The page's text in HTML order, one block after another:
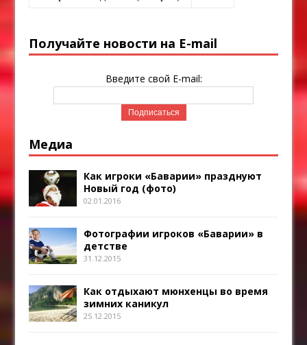
Получайте новости на E-mail
Введите свой E-mail:
Медиа
Как игроки «Баварии» празднуют
Новый год (фото)
02.01.2016
Фотографии игроков «Баварии» в
детстве
31.12.2015
Как отдыхают мюнхенцы во время
зимних каникул
25.12.2015